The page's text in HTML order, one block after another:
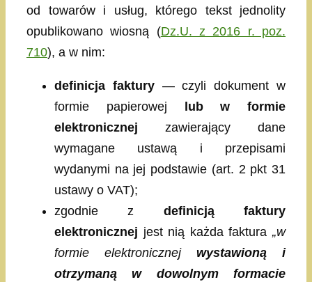
od towarów i usług, którego tekst jednolity
opublikowano wiosną (Dz.U. z 2016 r. poz.
710), a w nim:
definicja faktury— czyli dokument w
formie papierowej
lub w formie
elektronicznej zawierający dane
wymagane ustawą i przepisami
wydanymi na jej podstawie (art. 2 pkt 31
ustawy o VAT);
zgodnie z definicją faktury
elektronicznej jest nią każda faktura „w
formie elektronicznej wystawioną i
otrzymaną w dowolnym formacie